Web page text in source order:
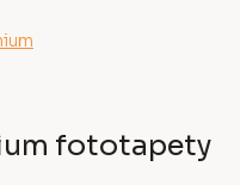
fototapety